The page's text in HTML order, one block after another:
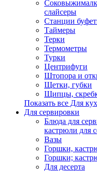
слайсеры
Станции
Таймеры
Терки
Термометры
Турки
Центрифуги
Штопора и
Щетки, губки
Щипцы,
Показать все Для
Для сервировки
Блюда для
кастрюли для
Вазы
Горшки,
Горшки;
Для десерта